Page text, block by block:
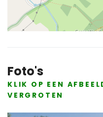
Foto's
KLIK OP EEN
VERGROTEN